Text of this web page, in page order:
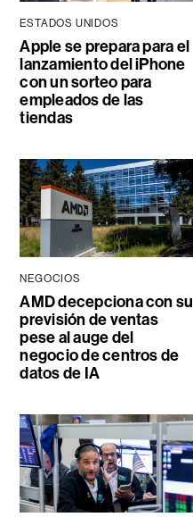
ESTADOS UNIDOS
Apple se prepara para el
lanzamiento del iPhone
con un sorteo para
empleados de las
tiendas
NEGOCIOS
AMD decepciona con su
previsión de ventas
pese al auge del
negocio de centros de
datos de IA